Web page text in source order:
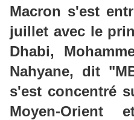
Macron s'est
juillet avec le
Dhabi,
Nahyane, dit
s'est concentré
Moyen-Orient